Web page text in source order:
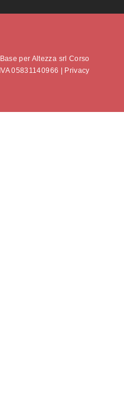
per Altezza srl Corso
05831140966 |
Privacy